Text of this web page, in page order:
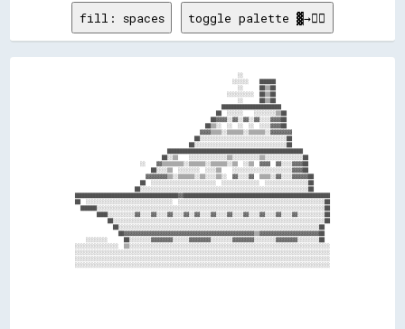
fill: spaces toggle palette ▓→✊🏽
                                                            ░░
                                                          ░░░░░░    ██████
                                                            ░░      ██▒▒██
                                                        ░░░░░░░░░░  ██▒▒██
                                                            ░░      ██▒▒██
                                                      ██████████████████████
                                                    ██  ░░░░░░    ░░░░░░░░▒▒██
                                                  ██▓▓▓▓░░▓▓░░▓▓░░▓▓░░░░▓▓▓▓██
                                                ██▒▒░░  ░░  ░░  ░░  ░░░░▓▓▓▓██
                                              ▓▓▓▓▒▒▒▒░░▒▒▒▒▒▒░░▒▒▒▒▒▒░░▓▓▓▓▓▓▓▓
                                            ██░░░░░░░░░░░░░░░░░░░░░░░░░░░░░░░░██
                                          ██░░░░░░░░░░░░░░░░░░░░░░░░░░░░░░░░░░██
                                  ██████████████████████████████████████████████████
                                ██░░▒▒    ░░░░░░░░░░░░░░▒▒░░░░░░░░░░▒▒░░░░░░░░░░░░░░██
                        ░░    ▓▓▒▒▒▒▒▒▒▒░░▒▒▒▒▒▒░░▒▒▒▒▒▒░░▒▒  ░░▒▒  ▓▓▓▓  ▓▓░░░░▓▓▓▓██
                            ██░░░░▒▒  ░░░░░░░░  ░░░░▒▒    ░░░░░░░░░░░░░░░░░░░░░░▓▓▓▓██
                          ▓▓▓▓▓▓▓▓▒▒░░▒▒▒▒▒▒░░▒▒░░░░▒▒░░  ▓▓░░░░▓▓  ▒▒▒▒░░▓▓░░░░▓▓▓▓▓▓██
                        ██  ░░░░░░░░░░░░░░░░░░░░░░░░  ░░░░░░░░░░░░░░  ░░░░░░░░░░░░░░░░██
                      ██░░░░░░░░░░░░░░░░░░░░░░░░░░░░░░░░░░░░░░░░░░░░░░░░░░░░░░░░░░░░░░██
██████████████████████████████████████▓▓██████████████████████████████████████████████████████
██  ░░░░░░░░░░░░░░░░░░░░░░░░░░░░░░░░  ░░░░░░░░░░░░░░░░░░░░░░░░░░░░░░░░░░░░░░░░░░░░░░░░░░░░░░██
  ██████░░░░░░░░░░░░░░░░░░░░░░░░░░░░░░░░░░░░░░░░░░░░░░░░░░░░░░░░░░░░░░░░░░░░░░░░░░░░░░░░░░░░██
        ████░░░░░░░░░░▓▓░░░░▓▓░░░░▓▓░░░░▓▓░░▓▓░░░░▓▓░░░░▓▓░░░░▓▓░░░░▓▓░░░░▓▓░░░░▓▓░░░░░░░░░░██
            ██░░░░░░░░░░░░░░░░░░░░░░░░░░░░░░░░░░░░░░░░░░░░░░░░░░░░░░░░░░░░░░░░░░░░░░░░░░░░░░██
              ██░░░░░░░░░░░░░░░░░░░░░░░░░░░░░░░░░░░░░░░░░░░░░░░░░░░░░░░░░░░░░░░░░░░░░░░░░░██
                ██▓▓▓▓▓▓▓▓▓▓▓▓▓▓▓▓▓▓▓▓▓▓▓▓▓▓▓▓▓▓▓▓▓▓▓▓▓▓▓▓▓▓▓▓▓▓▓▓▒▒▓▓▓▓▓▓▓▓▓▓▓▓▓▓▓▓▓▓▓▓▓▓██
    ░░░░░░░░      ██░░░░░░░░▓▓▓▓▓▓▓▓░░░░░░▓▓▓▓▓▓▓▓░░░░░░░░▓▓▓▓▓▓▓▓░░░░░░░░▓▓▓▓▓▓▓▓░░░░░░░░██
░░░░░░░░░░░░░░░░  ▒▒░░░░░░░░░░░░░░░░░░░░░░░░░░░░░░░░░░░░░░░░░░░░░░░░░░░░░░░░░░░░░░░░░░░░░░░░░░
░░░░░░░░░░░░░░░░░░░░░░░░░░░░░░░░░░░░░░░░░░░░░░░░░░░░░░░░░░░░░░░░░░░░░░░░░░░░░░░░░░░░░░░░░░░░░░
░░░░░░░░░░░░░░░░░░░░░░░░░░░░░░░░░░░░░░░░░░░░░░░░░░░░░░░░░░░░░░░░░░░░░░░░░░░░░░░░░░░░░░░░░░░░░░
░░░░░░░░░░░░░░░░░░░░░░░░░░░░░░░░░░░░░░░░░░░░░░░░░░░░░░░░░░░░░░░░░░░░░░░░░░░░░░░░░░░░░░░░░░░░░░